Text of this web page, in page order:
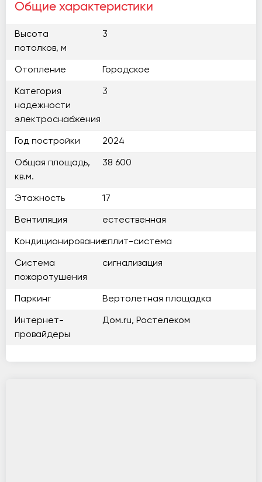
Общие характеристики
Высота
потолков, м
3
Отопление Городское
Категория
надежности
электроснабжения
3
Год постройки 2024
Общая площадь,
кв.м.
38 600
Этажность 17
Вентиляция естественная
Кондиционированиесплит-система
Система
пожаротушения
сигнализация
Паркинг Вертолетная площадка
Интернет-
провайдеры
Дом.ru, Ростелеком